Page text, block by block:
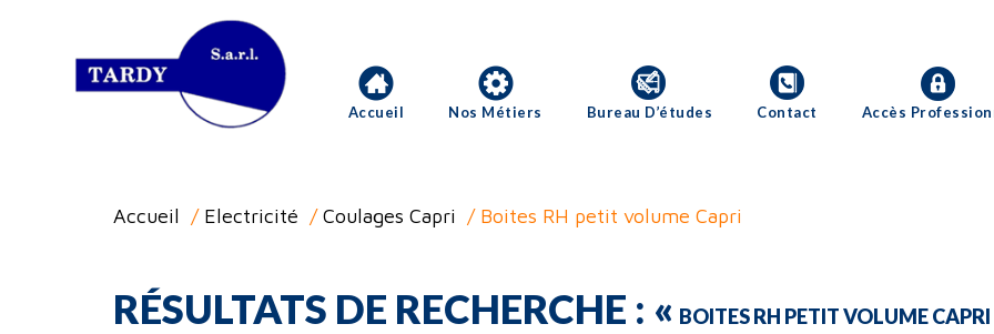
Accueil Nos Métiers Bureau D’études Contact Accès
Accueil / Electricité /Coulages Capri / Boites RH petit volume Capri
RÉSULTATS DE RECHERCHE : « BOITES RH PETIT VOLUME CAPRI